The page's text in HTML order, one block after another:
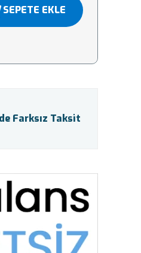
SEPETE EKLE
Farksız Taksit